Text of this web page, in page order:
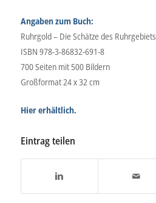
Angaben zum Buch:
Ruhrgold – Die Schätze des Ruhrgebiets
ISBN 978-3-86832-691-8
700 Seiten mit 500 Bildern
Großformat 24 x 32 cm
Hier erhältlich.
Eintrag teilen